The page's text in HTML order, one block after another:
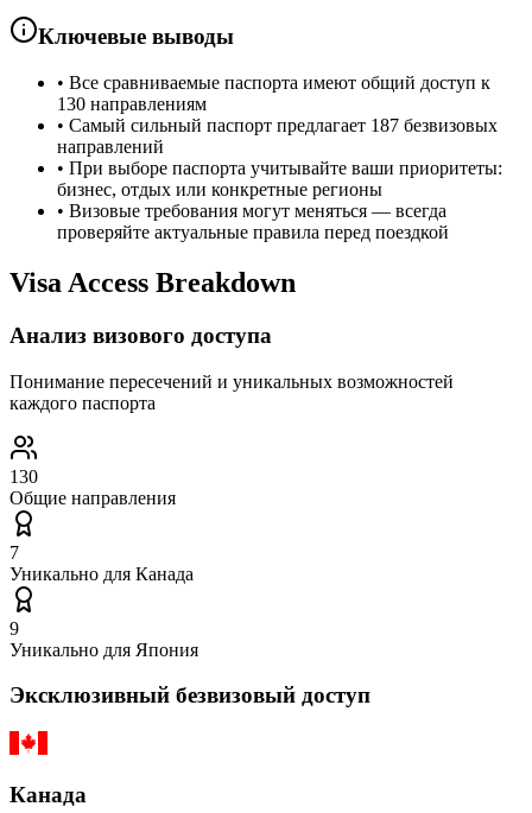
Ключевые выводы
• Все сравниваемые паспорта имеют общий доступ к
130 направлениям
• Самый сильный паспорт предлагает 187 безвизовых
направлений
• При выборе паспорта учитывайте ваши приоритеты:
бизнес, отдых или конкретные регионы
• Визовые требования могут меняться — всегда
проверяйте актуальные правила перед поездкой
Visa Access Breakdown
Анализ визового доступа
Понимание пересечений и уникальных возможностей
каждого паспорта
130
Общие направления
7
Уникально для Канада
9
Уникально для Япония
Эксклюзивный безвизовый доступ
Канада